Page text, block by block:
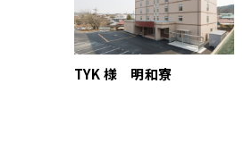
TYK 様 明和寮